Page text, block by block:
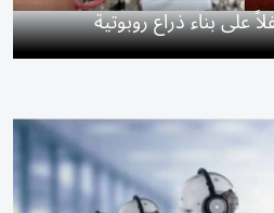
بناء ذراع روبوتية